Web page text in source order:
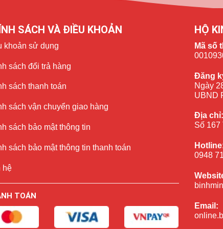
Apple) thay vì LCD như những chiếc điện thoại iPhone trước đây
cùng khả năng tái tạo màu sắc không kém phần chính xác.
sẽ chuyển qua sử dụng Face ID, một phương thức bảo mật sinh
SÁCH VÀ ĐIỀU KHOẢN
khoản sử dụng
sách đổi trả hàng
sách thanh toán
sách vận chuyển giao hàng
sách bảo mật thông tin
sách bảo mật thông tin thanh toán
hệ
TOÁN
HỘ
Mã số
Đăng
Ngày
UBND
Địa chỉ:
Số
0948
Email: